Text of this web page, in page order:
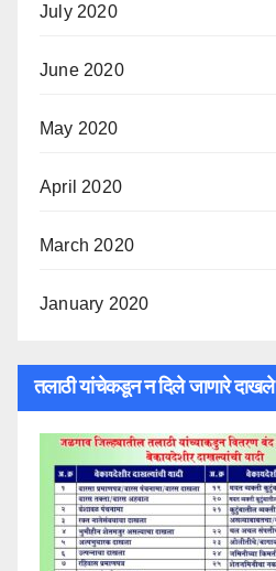
July 2020
June 2020
May 2020
April 2020
March 2020
January 2020
तलाठी यांचेकडून न दिले जाणारे दाखले